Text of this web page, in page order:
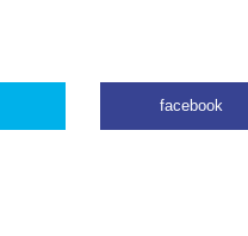
facebook